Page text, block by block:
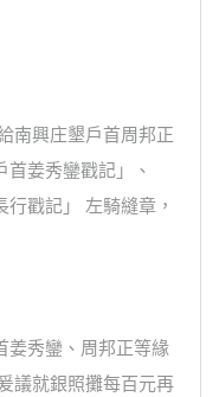
南興庄墾戶首周邦正
姜秀鑾戳記」、
行戳記」 左騎縫章，
姜秀鑾、周邦正等緣
議就銀照攤每百元再